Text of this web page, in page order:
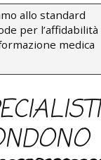
allo standard
per l’affidabilità
medica